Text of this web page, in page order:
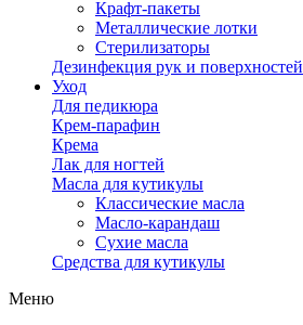
Крафт-пакеты
Металлические лотки
Стерилизаторы
Дезинфекция рук и поверхностей
Уход
Для педикюра
Крем-парафин
Крема
Лак для ногтей
Масла для кутикулы
Классические масла
Масло-карандаш
Сухие масла
Средства для кутикулы
Меню